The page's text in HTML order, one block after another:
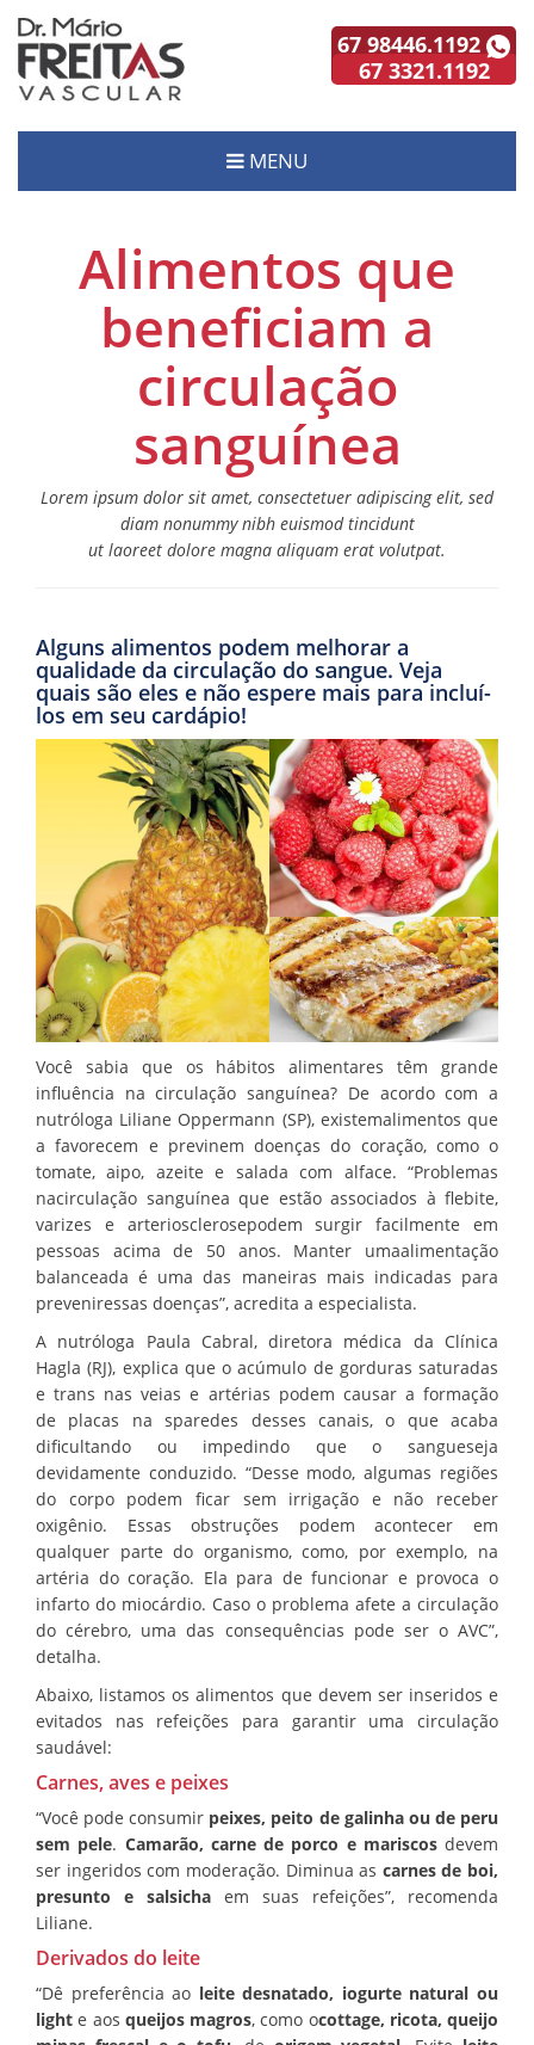
67 98446.1192
67 3321.1192
MENU
Alimentos que
beneficiam a
circulação
sanguínea
Lorem ipsum dolor sit amet, consectetuer adipiscing elit, sed
diam nonummy nibh euismod tincidunt
ut laoreet dolore magna aliquam erat volutpat.
Alguns alimentos podem melhorar a
qualidade da circulação do sangue. Veja
quais são eles e não espere mais para incluí-
los em seu cardápio!
Você sabia que os hábitos alimentares têm grande
influência na circulação sanguínea? De acordo com a
nutróloga Liliane Oppermann (SP), existemalimentos que
a favorecem e previnem doenças do coração, como o
tomate, aipo, azeite e salada com alface. “Problemas
nacirculação sanguínea que estão associados à flebite,
varizes e arteriosclerosepodem surgir facilmente em
pessoas acima de 50 anos. Manter umaalimentação
balanceada é uma das maneiras mais indicadas para
preveniressas doenças”, acredita a especialista.
A nutróloga Paula Cabral, diretora médica da Clínica
Hagla (RJ), explica que o acúmulo de gorduras saturadas
e trans nas veias e artérias podem causar a formação
de placas na sparedes desses canais, o que acaba
dificultando ou impedindo que o sangueseja
devidamente conduzido. “Desse modo, algumas regiões
do corpo podem ficar sem irrigação e não receber
oxigênio. Essas obstruções podem acontecer em
qualquer parte do organismo, como, por exemplo, na
artéria do coração. Ela para de funcionar e provoca o
infarto do miocárdio. Caso o problema afete a circulação
do cérebro, uma das consequências pode ser o AVC”,
detalha.
Abaixo, listamos os alimentos que devem ser inseridos e
evitados nas refeições para garantir uma circulação
saudável:
Carnes, aves e peixes
“Você pode consumir peixes, peito de galinha ou de peru
sem pele. Camarão, carne de porco e mariscosdevem
ser ingeridos com moderação. Diminua as carnes de boi,
presunto e salsicha em suas refeições”, recomenda
Liliane.
Derivados do leite
“Dê preferência ao leite desnatado, iogurte natural ou
lighte aos queijos magros, como ocottage, ricota, queijo